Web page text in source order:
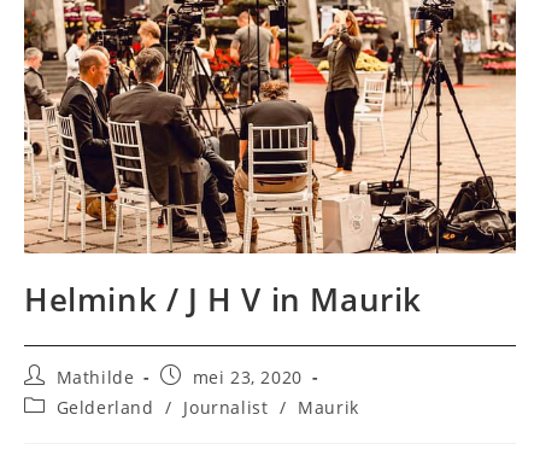
Helmink / J H V in Maurik
Bericht
auteur:
Mathilde
Bericht
gepubliceerd
op:
mei 23, 2020
Berichtcategorie:
Gelderland / Journalist / Maurik